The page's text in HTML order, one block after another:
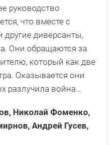
руководство
что вместе с
диверсанты,
Они обращаются за
который как две
Оказывается они
разлучила война…
Николай Фоменко,
Андрей Гусев,